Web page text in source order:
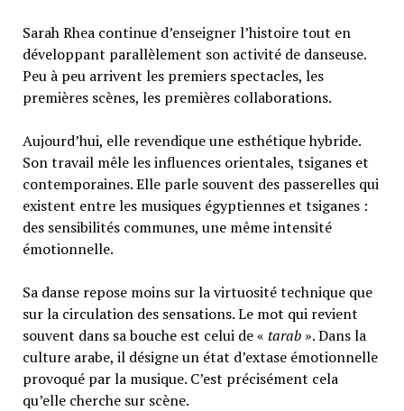
Sarah Rhea continue d’enseigner l’histoire tout en
développant parallèlement son activité de danseuse.
Peu à peu arrivent les premiers spectacles, les
premières scènes, les premières collaborations.
Aujourd’hui, elle revendique une esthétique hybride.
Son travail mêle les influences orientales, tsiganes et
contemporaines. Elle parle souvent des passerelles qui
existent entre les musiques égyptiennes et tsiganes :
des sensibilités communes, une même intensité
émotionnelle.
Sa danse repose moins sur la virtuosité technique que
sur la circulation des sensations. Le mot qui revient
souvent dans sa bouche est celui de « tarab». Dans la
culture arabe, il désigne un état d’extase émotionnelle
provoqué par la musique. C’est précisément cela
qu’elle cherche sur scène.